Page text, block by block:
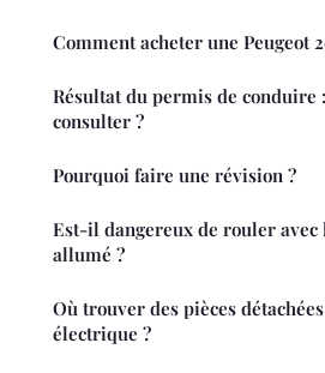
Comment acheter une Peugeot
Résultat du permis de conduire
consulter ?
Pourquoi faire une révision ?
Est-il dangereux de rouler avec
allumé ?
Où trouver des pièces
électrique ?